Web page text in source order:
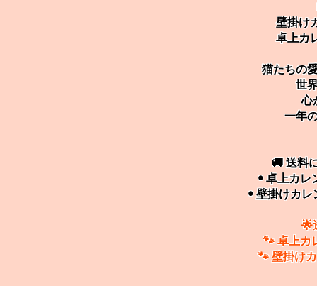
壁掛け
卓上カ
猫たちの
世
心
一年
🚚 送料
• 卓上カレ
• 壁掛けカレ
🌟
🐾 卓上
🐾 壁掛け